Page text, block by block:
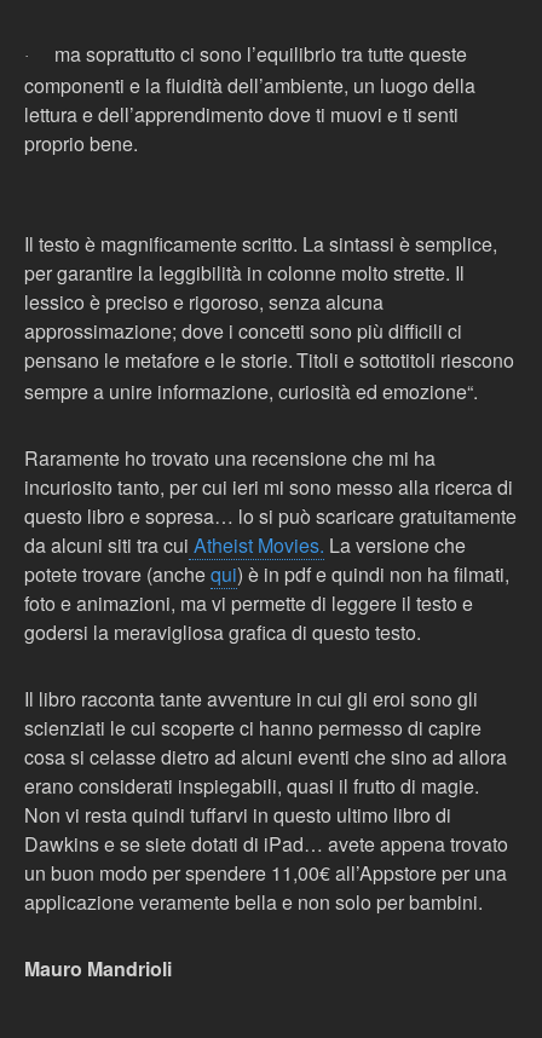
·
ma soprattutto ci sono l’equilibrio tra tutte queste
componenti e la fluidità dell’ambiente, un luogo della
lettura e dell’apprendimento dove ti muovi e ti senti
proprio bene.
Il testo è magnificamente scritto. La sintassi è semplice,
per garantire la leggibilità in colonne molto strette. Il
lessico è preciso e rigoroso, senza alcuna
approssimazione; dove i concetti sono più difficili ci
pensano le metafore e le storie.Titoli e sottotitoli riescono
sempre a unire informazione, curiosità ed emozione“.
Raramente ho trovato una recensione che mi ha
incuriosito tanto, per cui ieri mi sono messo alla ricerca di
questo libro e sopresa… lo si può scaricare gratuitamente
da alcuni siti tra cui Atheist Movies. La versione che
potete trovare (anchequi) è in pdf e quindi non ha filmati,
foto e animazioni, ma vi permette di leggere il testo e
godersi la meravigliosa grafica di questo testo.
Il libro racconta tante avventure in cui gli eroi sono gli
scienziati le cui scoperte ci hanno permesso di capire
cosa si celasse dietro ad alcuni eventi che sino ad allora
erano considerati inspiegabili, quasi il frutto di magie.
Non vi resta quindi tuffarvi in questo ultimo libro di
Dawkins e se siete dotati di iPad… avete appena trovato
un buon modo per spendere 11,00€ all’Appstore per una
applicazione veramente bella e non solo per bambini.
Mauro Mandrioli